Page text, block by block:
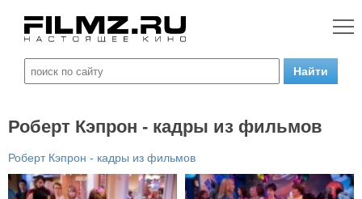
Роберт Кэпрон - кадры из фильмов
Роберт Кэпрон - кадры из фильмов